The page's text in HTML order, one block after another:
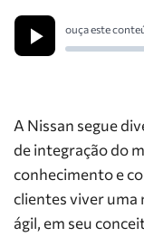
ouça este
A Nissan segue
de integração do
conhecimento e
clientes viver uma
ágil, em seu